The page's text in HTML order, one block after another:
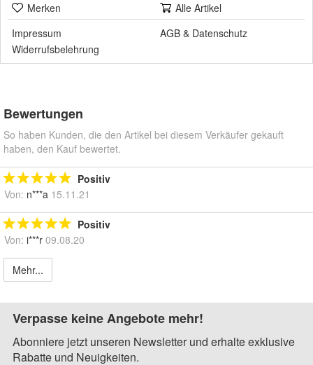
Merken
Alle Artikel
Impressum
AGB & Datenschutz
Widerrufsbelehrung
Bewertungen
So haben Kunden, die den Artikel bei diesem Verkäufer gekauft
haben, den Kauf bewertet.
Positiv
Von: n***a 15.11.21
Positiv
Von: i***r 09.08.20
Mehr...
Verpasse keine Angebote mehr!
Abonniere jetzt unseren Newsletter und erhalte exklusive
Rabatte und Neuigkeiten.